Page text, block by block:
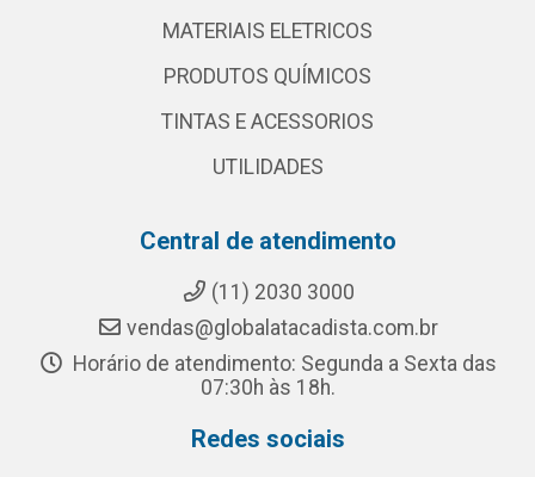
MATERIAIS ELETRICOS
PRODUTOS QUÍMICOS
TINTAS E ACESSORIOS
UTILIDADES
Central de atendimento
(11) 2030 3000
vendas@globalatacadista.com.br
Horário de atendimento: Segunda a Sexta das
07:30h às 18h.
Redes sociais